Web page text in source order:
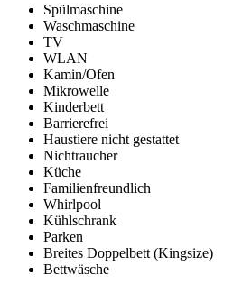
Spülmaschine
Waschmaschine
TV
WLAN
Kamin/Ofen
Mikrowelle
Kinderbett
Barrierefrei
Haustiere nicht gestattet
Nichtraucher
Küche
Familienfreundlich
Whirlpool
Kühlschrank
Parken
Breites Doppelbett (Kingsize)
Bettwäsche